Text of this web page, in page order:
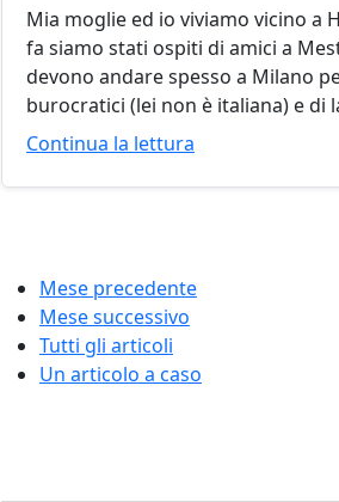
Mia moglie ed io viviamo vicino a
fa siamo stati ospiti di amici a
devono andare spesso a Milano
burocratici (lei non è italiana) e di
Continua la lettura
Mese precedente
Mese successivo
Tutti gli articoli
Un articolo a caso